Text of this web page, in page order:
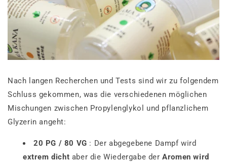
Nach langen Recherchen und Tests sind wir zu folgendem
Schluss gekommen, was die verschiedenen möglichen
Mischungen zwischen Propylenglykol und pflanzlichem
Glyzerin angeht:
20 PG / 80 VG : Der abgegebene Dampf wird
extrem dicht aber die Wiedergabe derAromen wird